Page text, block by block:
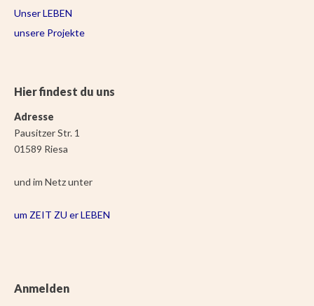
Unser LEBEN
unsere Projekte
Hier findest du uns
Adresse
Pausitzer Str. 1
01589 Riesa
und im Netz unter
um ZEIT ZU er LEBEN
Anmelden